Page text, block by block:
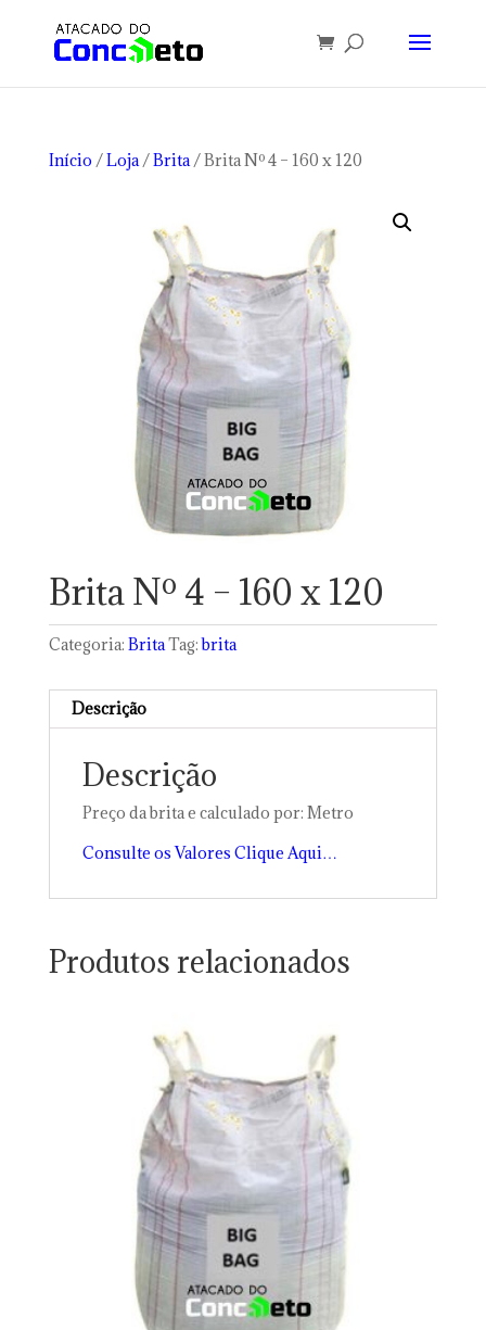
Início /Loja/Brita/ Brita Nº 4 – 160 x 120
Brita Nº 4 – 160 x 120
Categoria: BritaTag:brita
Descrição
Descrição
Preço da brita e calculado por: Metro
Consulte os Valores Clique Aqui…
Produtos relacionados